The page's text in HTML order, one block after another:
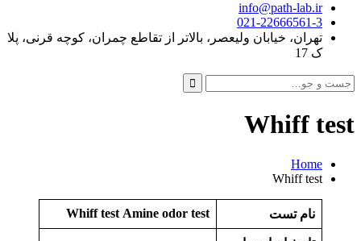
info@path-lab.ir
021-22666561-3
تهران، خیابان ولیعصر، بالاتر از تقاطع چمران، کوچه قرنی، پلا
ک 17
جست
و
برای:
Whiff test
Home
Whiff test
نام تست Whiff test Amine odor test